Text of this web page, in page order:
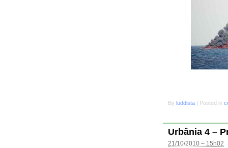
By luddista | Posted in
Urbânia 4 –
21/10/2010 – 15h02